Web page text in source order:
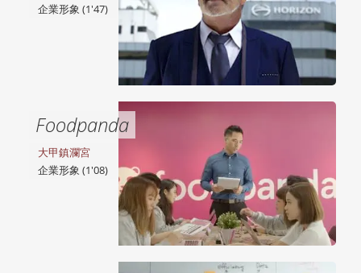
企業形象 (1'47)
Foodpanda
大甲鎮瀾宮
企業形象 (1'08)